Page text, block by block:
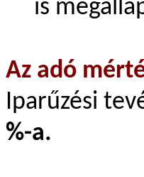
is
Az adó
Iparűzési
%-a.